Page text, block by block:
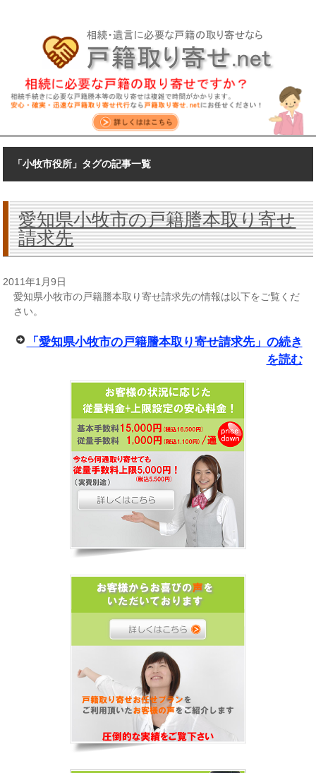
「小牧市役所」タグの記事一覧
愛知県小牧市の戸籍謄本取り寄せ
請求先
2011年1月9日
愛知県小牧市の戸籍謄本取り寄せ請求先の情報は以下をご覧くだ
さい。
「愛知県小牧市の戸籍謄本取り寄せ請求先」の続き
を読む